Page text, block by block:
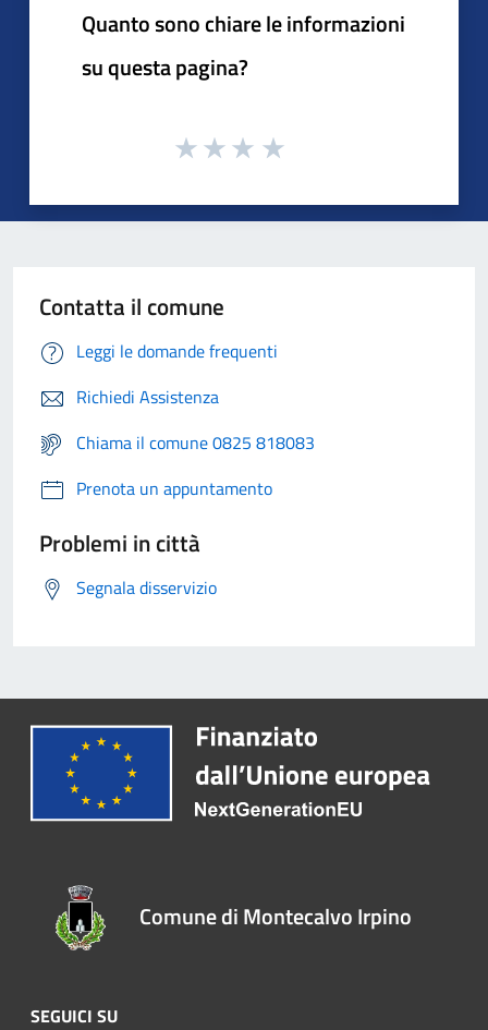
Quanto sono chiare le informazioni
su questa pagina?
Contatta il comune
Leggi le domande frequenti
Richiedi Assistenza
Chiama il comune 0825 818083
Prenota un appuntamento
Problemi in città
Segnala disservizio
Comune di Montecalvo Irpino
SEGUICI SU